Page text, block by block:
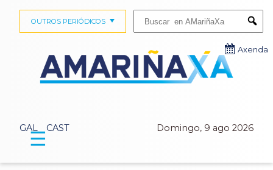
GAL CAST Domingo, 9 ago 2026
OUTROS PERIÓDICOS
Axenda
☰